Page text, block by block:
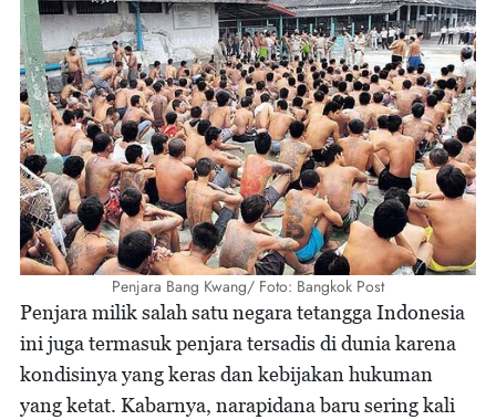
Penjara Bang Kwang/ Foto: Bangkok Post
Penjara milik salah satu negara tetangga Indonesia
ini juga termasuk penjara tersadis di dunia karena
kondisinya yang keras dan kebijakan hukuman
yang ketat. Kabarnya, narapidana baru sering kali